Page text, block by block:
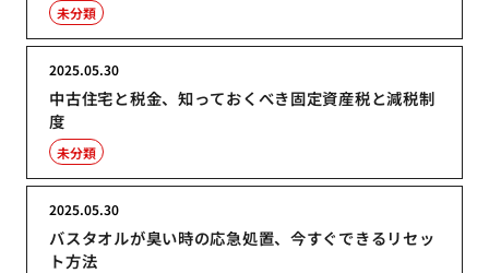
未分類
中古住宅と税金、知っておくべき固定資産税と減税制
度
2025.05.30
未分類
バスタオルが臭い時の応急処置、今すぐできるリセッ
ト方法
2025.05.30